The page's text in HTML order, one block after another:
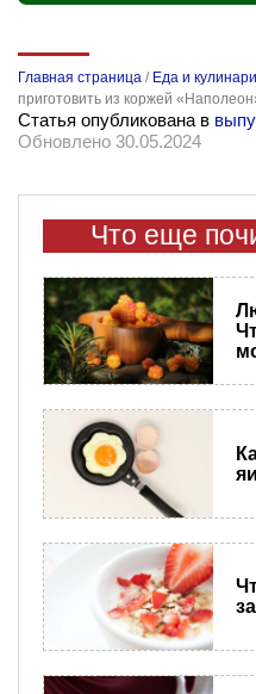
Главная страница / Еда и
приготовить из коржей
Статья опубликована в
Обновлено 30.05.2024
Что еще